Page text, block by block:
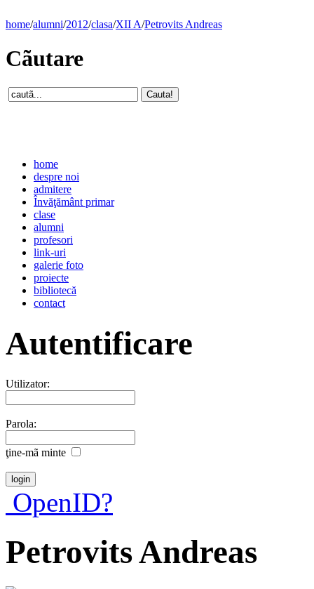
home/alumni/2012/clasa/XII A/Petrovits Andreas
Cãutare
home
despre noi
admitere
Învăţământ primar
clase
alumni
profesori
link-uri
galerie foto
proiecte
bibliotecă
contact
Autentificare
Utilizator:
Parola:
ţine-mã minte
OpenID?
Petrovits Andreas